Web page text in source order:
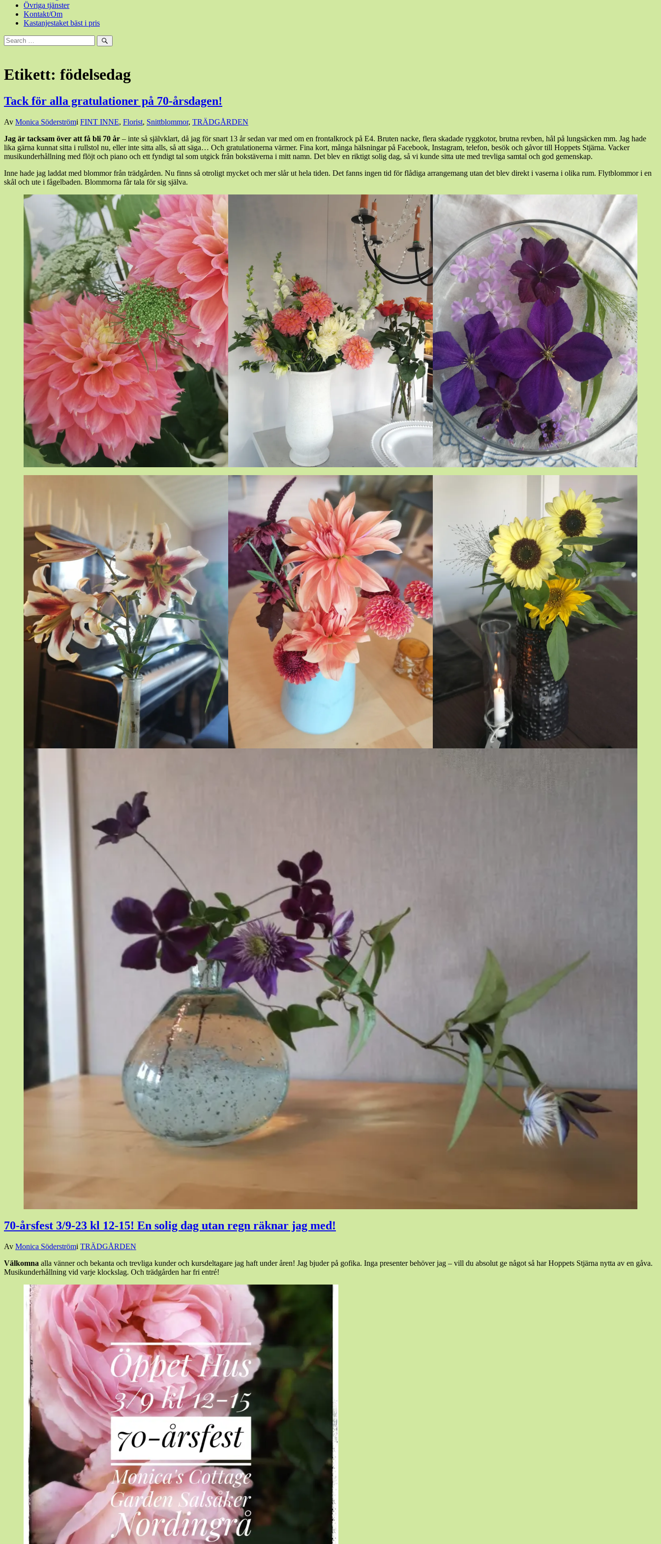
Övriga tjänster
Kontakt/Om
Kastanjestaket bäst i pris
Sök
efter:
Sök
Etikett: födelsedag
Tack för alla gratulationer på 70-årsdagen!
Den
september,
20237
september,
Av Monica Söderströmi FINT INNE, Florist, Snittblommor, TRÄDGÅRDEN
Jag är tacksam över att få bli 70 år – inte så självklart, då jag för snart 13 år sedan var med om en frontalkrock på E4. Bruten nacke, flera skadade ryggkotor, brutna revben, hål på lungsäcken mm. Jag hade
lika gärna kunnat sitta i rullstol nu, eller inte sitta alls, så att säga… Och gratulationerna värmer. Fina kort, många hälsningar på Facebook, Instagram, telefon, besök och gåvor till Hoppets Stjärna. Vacker
musikunderhållning med flöjt och piano och ett fyndigt tal som utgick från bokstäverna i mitt namn. Det blev en riktigt solig dag, så vi kunde sitta ute med trevliga samtal och god gemenskap.
Inne hade jag laddat med blommor från trädgården. Nu finns så otroligt mycket och mer slår ut hela tiden. Det fanns ingen tid för flådiga arrangemang utan det blev direkt i vaserna i olika rum. Flytblommor i en
skål och ute i fågelbaden. Blommorna får tala för sig själva.
70-årsfest 3/9-23 kl 12-15! En solig dag utan regn räknar jag med!
Den
augusti,
20232
Av Monica Söderströmi TRÄDGÅRDEN
Välkomna alla vänner och bekanta och trevliga kunder och kursdeltagare jag haft under åren! Jag bjuder på gofika. Inga presenter behöver jag – vill du absolut ge något så har Hoppets Stjärna nytta av en gåva.
Musikunderhållning vid varje klockslag. Och trädgården har fri entré!